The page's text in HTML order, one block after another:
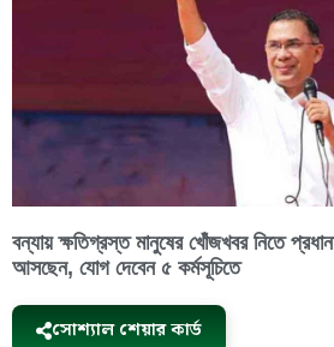
বন্যায় ক্ষতিগ্রস্ত মানুষের খোঁজখবর নিতে
আসছেন, যোগ দেবেন ৫ কর্মসূচিতে
সোশ্যাল শেয়ার কার্ড